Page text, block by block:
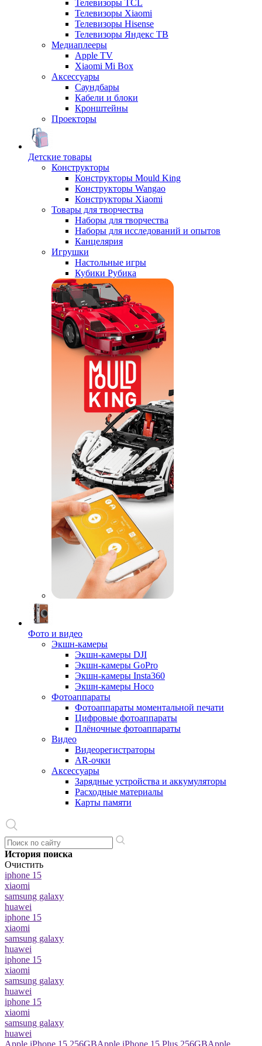
Телевизоры TCL
Телевизоры Xiaomi
Телевизоры Hisense
Телевизоры Яндекс ТВ
Медиаплееры
Apple TV
Xiaomi Mi Box
Аксессуары
Саундбары
Кабели и блоки
Кронштейны
Проекторы
Детские товары
Конструкторы
Конструкторы Mould King
Конструкторы Wangao
Конструкторы Xiaomi
Товары для творчества
Наборы для творчества
Наборы для исследований и опытов
Канцелярия
Игрушки
Настольные игры
Кубики Рубика
Фото и видео
Экшн-камеры
Экшн-камеры DJI
Экшн-камеры GoPro
Экшн-камеры Insta360
Экшн-камеры Hoco
Фотоаппараты
Фотоаппараты моментальной печати
Цифровые фотоаппараты
Плёночные фотоаппараты
Видео
Видеорегистраторы
AR-очки
Аксессуары
Зарядные устройства и аккумуляторы
Расходные материалы
Карты памяти
История поиска
Очистить
iphone 15
xiaomi
samsung galaxy
huawei
iphone 15
xiaomi
samsung galaxy
huawei
iphone 15
xiaomi
samsung galaxy
huawei
iphone 15
xiaomi
samsung galaxy
huawei
Apple iPhone 15 256GBApple iPhone 15 Plus 256GBApple